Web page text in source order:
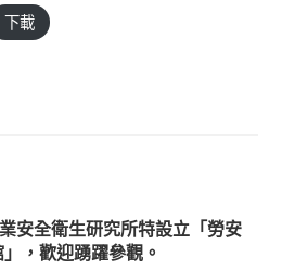
下載
安全衛生研究所特設立「勞安
，歡迎踴躍參觀。